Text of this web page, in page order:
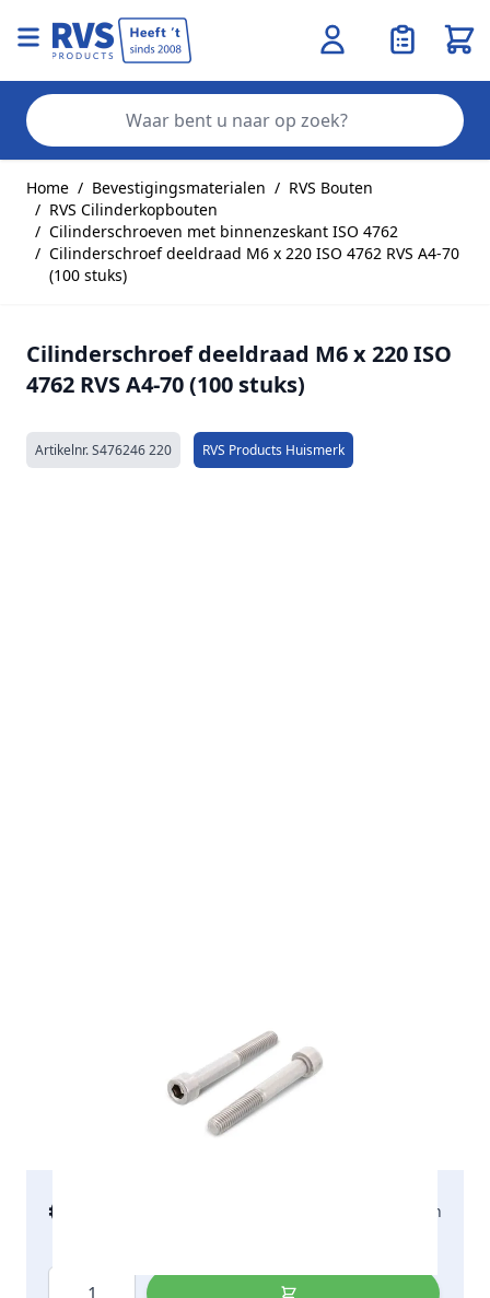
Home / Bevestigingsmaterialen / RVS Bouten
/ RVS Cilinderkopbouten
/ Cilinderschroeven met binnenzeskant ISO 4762
/ Cilinderschroef deeldraad M6 x 220 ISO 4762 RVS A4-70
(100 stuks)
Cilinderschroef deeldraad M6 x 220 ISO
4762 RVS A4-70 (100 stuks)
Artikelnr.S476246 220 RVS Products Huismerk
€ 459,06 2-5 werkdagen
Aantal